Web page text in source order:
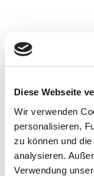
Diese Webseite
Wir verwenden
personalisieren,
zu können und
analysieren.
Verwendung